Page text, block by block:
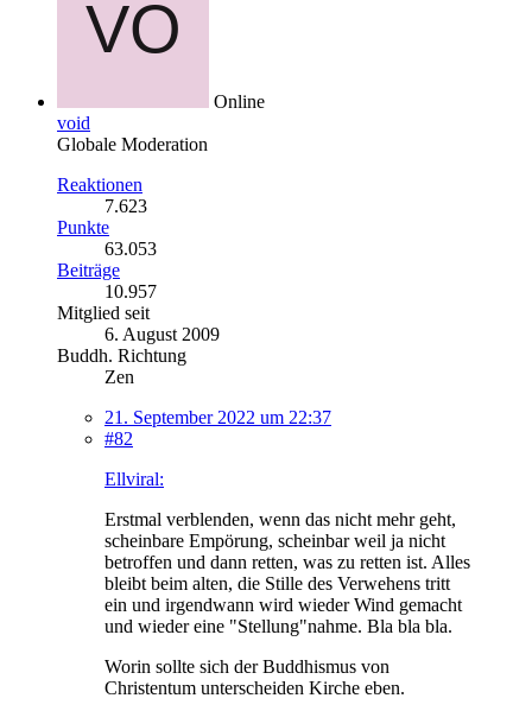
Online
void
Globale Moderation
Reaktionen
7.623
Punkte
63.053
Beiträge
10.957
Mitglied seit
6. August 2009
Buddh. Richtung
Zen
21. September 2022 um 22:37
#82
Ellviral:
Erstmal verblenden, wenn das nicht mehr geht,
scheinbare Empörung, scheinbar weil ja nicht
betroffen und dann retten, was zu retten ist. Alles
bleibt beim alten, die Stille des Verwehens tritt
ein und irgendwann wird wieder Wind gemacht
und wieder eine "Stellung"nahme. Bla bla bla.
Worin sollte sich der Buddhismus von
Christentum unterscheiden Kirche eben.